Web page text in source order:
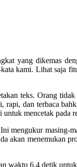
yang dikemas
kami. Lihat
teks. Orang
dan terbaca
mencetak pada
mengukur masing-
akan menemukan
waktu 6,4 detik